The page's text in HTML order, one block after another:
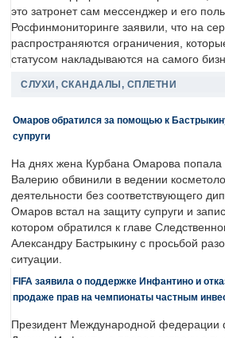
это затронет сам мессенджер и его
Росфинмониторинге заявили, что на
распространяются ограничения,
статусом накладываются на самого
СЛУХИ, СКАНДАЛЫ, СПЛЕТНИ
Омаров обратился за помощью к
супруги
На днях жена Курбана Омарова попала
Валерию обвинили в ведении
деятельности без соответствующего
Омаров встал на защиту супруги и
котором обратился к главе
Александру Бастрыкину с просьбой
ситуации.
FIFA заявила о поддержке Инфантино и
продаже прав на чемпионаты частным
Президент Международной федерации